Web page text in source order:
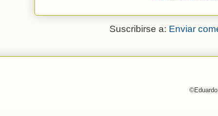
Suscribirse a: Enviar